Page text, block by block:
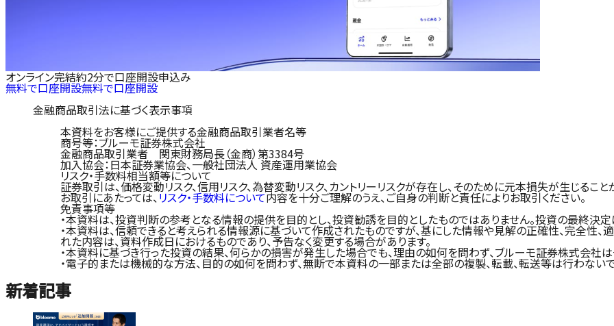
オンライン完結約2分で口座開設申込み
無料で口座開設無料で口座開設
金融商品取引法に基づく表示事項
本資料をお客様にご提供する金融商品取引業者名等
商号等：ブルーモ証券株式会社
金融商品取引業者 関東財務局長（金商）第3384号
加入協会：日本証券業協会、一般社団法人 資産運用業協会
リスク・手数料相当額等について
証券取引は、価格変動リスク、信用リスク、為替変動リスク、カントリーリスクが存在し、そのために元本損失が生じること
お取引にあたっては、リスク・手数料について内容を十分ご理解のうえ、ご自身の判断と責任によりお取引ください。
免責事項等
・本資料は、投資判断の参考となる情報の提供を目的とし、投資勧誘を目的としたものではありません。投資の最終決
・本資料は、信頼できると考えられる情報源に基づいて作成されたものですが、基にした情報や見解の正確性、完全性
れた内容は、資料作成日におけるものであり、予告なく変更する場合があります。
・本資料に基づき行った投資の結果、何らかの損害が発生した場合でも、理由の如何を問わず、ブルーモ証券株式会社
・電子的または機械的な方法、目的の如何を問わず、無断で本資料の一部または全部の複製、転載、転送等は行わないで
新着記事